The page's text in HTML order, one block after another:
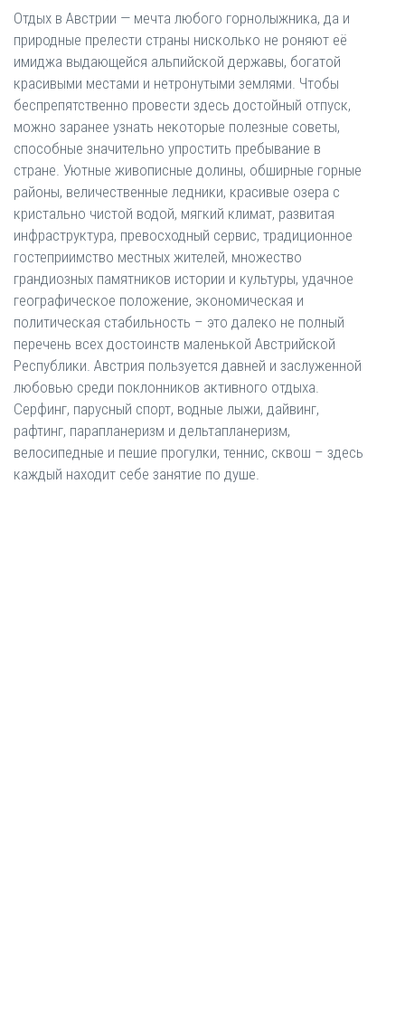
Отдых в Австрии — мечта любого горнолыжника, да и
природные прелести страны нисколько не роняют её
имиджа выдающейся альпийской державы, богатой
красивыми местами и нетронутыми землями. Чтобы
беспрепятственно провести здесь достойный отпуск,
можно заранее узнать некоторые полезные советы,
способные значительно упростить пребывание в
стране. Уютные живописные долины, обширные горные
районы, величественные ледники, красивые озера с
кристально чистой водой, мягкий климат, развитая
инфраструктура, превосходный сервис, традиционное
гостеприимство местных жителей, множество
грандиозных памятников истории и культуры, удачное
географическое положение, экономическая и
политическая стабильность – это далеко не полный
перечень всех достоинств маленькой Австрийской
Республики. Австрия пользуется давней и заслуженной
любовью среди поклонников активного отдыха.
Серфинг, парусный спорт, водные лыжи, дайвинг,
рафтинг, парапланеризм и дельтапланеризм,
велосипедные и пешие прогулки, теннис, сквош – здесь
каждый находит себе занятие по душе.